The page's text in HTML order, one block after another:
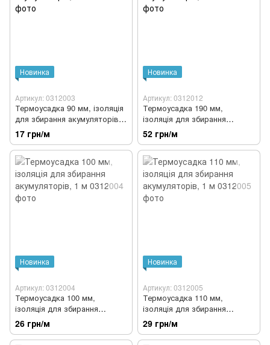
Новинка
Артикул: 0312003
Термоусадка 90 мм, ізоляція
для збирання акумуляторів,
1 м
17 грн/м
Новинка
Артикул: 0312012
Термоусадка 190 мм,
ізоляція для збирання
акумуляторів, 1 м
52 грн/м
Новинка
Артикул: 0312004
Термоусадка 100 мм,
ізоляція для збирання
акумуляторів, 1 м
26 грн/м
Новинка
Артикул: 0312005
Термоусадка 110 мм,
ізоляція для збирання
акумуляторів, 1 м
29 грн/м